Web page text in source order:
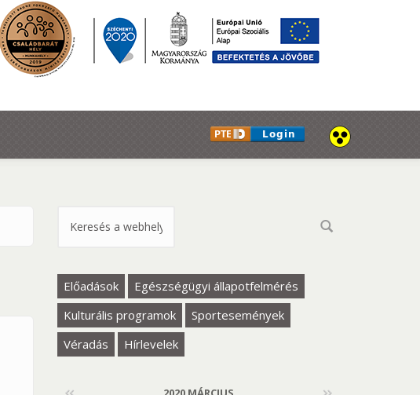
Keresés űrlap
Előadások
Egészségügyi állapotfelmérés
Kulturális programok
Sportesemények
Véradás
Hírlevelek